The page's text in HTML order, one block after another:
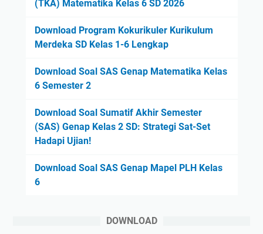
(TKA) Matematika Kelas 6 SD 2026
Download Program Kokurikuler Kurikulum
Merdeka SD Kelas 1-6 Lengkap
Download Soal SAS Genap Matematika Kelas
6 Semester 2
Download Soal Sumatif Akhir Semester
(SAS) Genap Kelas 2 SD: Strategi Sat-Set
Hadapi Ujian!
Download Soal SAS Genap Mapel PLH Kelas
6
DOWNLOAD